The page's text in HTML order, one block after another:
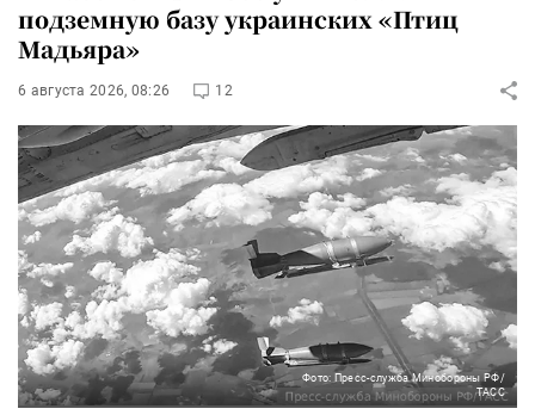
подземную базу украинских «Птиц
Мадьяра»
6 августа 2026, 08:26 12
Фото: Пресс-служба Минобороны РФ/
ТАСС